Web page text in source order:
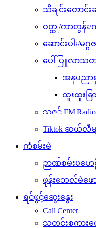
သီချင်းတောင်းဆို
ဝတ္ထု/ကာတွန်း/က
ဆောင်းပါး/မဂ္ဂဇ
ပေါ်ပြူလာသတင်
အနုပညာ
ထူးထူးခြာ
သဇင် FM Radio
Tiktok ဆယ်လီမျ
ကံစမ်းမဲ
ဉာဏ်စမ်းပဟေ
ဖုန်းဘေလ်မဲဖေ
ရင်ဖွင့်ဆွေးနွေး
Call Center
သတင်းစကားပ